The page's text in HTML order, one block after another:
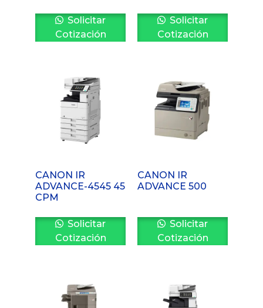
Solicitar
Cotización
Solicitar
Cotización
CANON IR
ADVANCE-4545 45
CPM
Solicitar
Cotización
CANON IR
ADVANCE 500
Solicitar
Cotización